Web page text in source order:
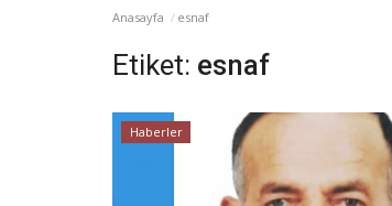
Anasayfa esnaf
Etiket: esnaf
Haberler